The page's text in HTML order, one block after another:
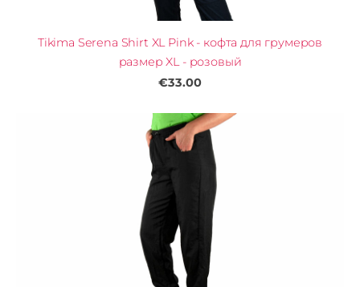
Tikima Serena Shirt XL Pink - кофта для грумеров
размер XL - розовый
€33.00